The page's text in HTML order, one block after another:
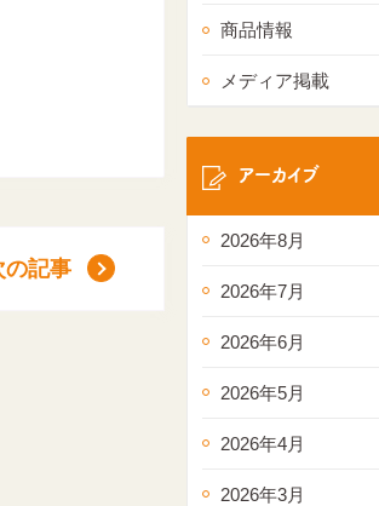
の記事
商品情報
メディア掲載
アーカイブ
2026年8月
2026年7月
2026年6月
2026年5月
2026年4月
2026年3月